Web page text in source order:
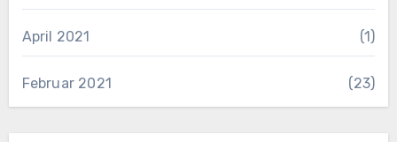
April 2021 (1)
Februar 2021 (23)